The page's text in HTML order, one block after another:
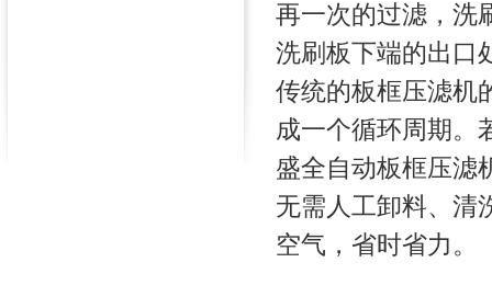
再一次的过滤，洗
洗刷板下端的出口
传统的板框压滤机
成一个循环周期。
盛全自动板框压滤
无需人工卸料、清
空气，省时省力